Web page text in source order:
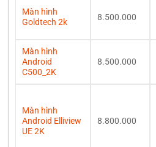
Màn hình
Goldtech 2k
8.500.000
Màn hình
Android
C500_2K
8.500.000
Màn hình
Android Elliview
UE 2K
8.800.000